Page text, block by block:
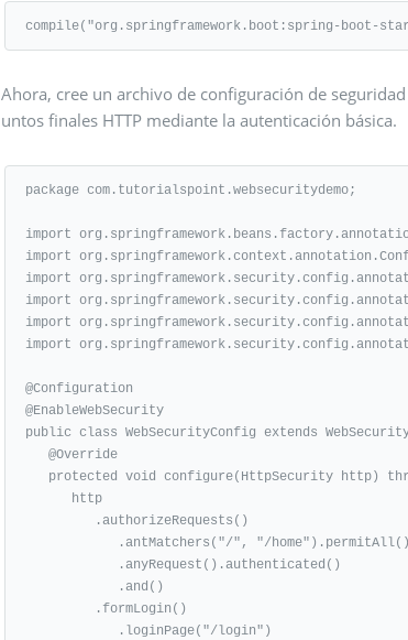
compile("org.springframework.boot:spring-boot-
Ahora, cree un archivo de configuración de
untos finales HTTP mediante la autenticación básica.
package com.tutorialspoint.websecuritydemo;
import
import
import
import
import
import
@Configuration
@EnableWebSecurity
public class WebSecurityConfig extends